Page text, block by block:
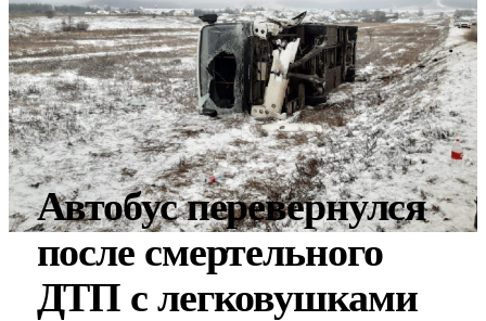
Автобус перевернулся
после смертельного
ДТП с легковушками